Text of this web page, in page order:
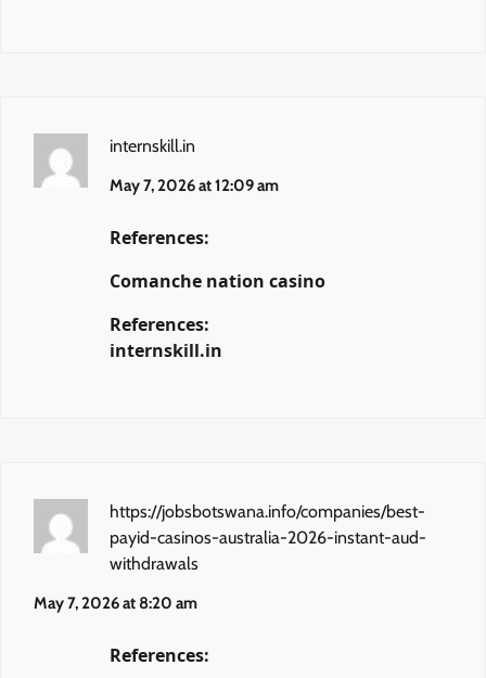
internskill.in
May 7, 2026 at 12:09 am
References:
Comanche nation casino
References:
internskill.in
https://jobsbotswana.info/companies/best-
payid-casinos-australia-2026-instant-aud-
withdrawals
May 7, 2026 at 8:20 am
References: